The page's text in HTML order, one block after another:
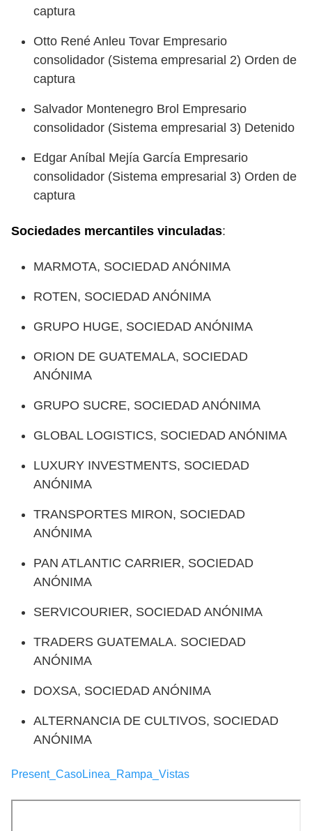
captura
Otto René Anleu Tovar Empresario
consolidador (Sistema empresarial 2) Orden de
captura
Salvador Montenegro Brol Empresario
consolidador (Sistema empresarial 3) Detenido
Edgar Aníbal Mejía García Empresario
consolidador (Sistema empresarial 3) Orden de
captura
Sociedades mercantiles vinculadas:
MARMOTA, SOCIEDAD ANÓNIMA
ROTEN, SOCIEDAD ANÓNIMA
GRUPO HUGE, SOCIEDAD ANÓNIMA
ORION DE GUATEMALA, SOCIEDAD
ANÓNIMA
GRUPO SUCRE, SOCIEDAD ANÓNIMA
GLOBAL LOGISTICS, SOCIEDAD ANÓNIMA
LUXURY INVESTMENTS, SOCIEDAD
ANÓNIMA
TRANSPORTES MIRON, SOCIEDAD
ANÓNIMA
PAN ATLANTIC CARRIER, SOCIEDAD
ANÓNIMA
SERVICOURIER, SOCIEDAD ANÓNIMA
TRADERS GUATEMALA. SOCIEDAD
ANÓNIMA
DOXSA, SOCIEDAD ANÓNIMA
ALTERNANCIA DE CULTIVOS, SOCIEDAD
ANÓNIMA
Present_CasoLinea_Rampa_Vistas